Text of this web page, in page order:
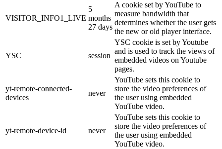
VISITOR_INFO1_LIVE
5
months
27 days
A cookie set by YouTube to
measure bandwidth that
determines whether the user gets
the new or old player interface.
YSC session
YSC cookie is set by Youtube
and is used to track the views of
embedded videos on Youtube
pages.
yt-remote-connected-
devices
never
YouTube sets this cookie to
store the video preferences of
the user using embedded
YouTube video.
yt-remote-device-id never
YouTube sets this cookie to
store the video preferences of
the user using embedded
YouTube video.